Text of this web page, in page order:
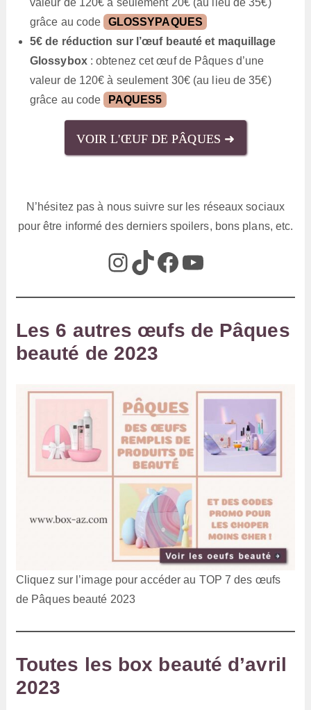
valeur de 120€ à seulement 20€ (au lieu de 35€)
grâce au code
GLOSSYPAQUES
5€ de réduction sur l’œuf beauté et maquillage
Glossybox: obtenez cet œuf de Pâques d’une
valeur de 120€ à seulement 30€ (au lieu de 35€)
grâce au code
PAQUES5
VOIR L'ŒUF DE PÂQUES ➜
N’hésitez pas à nous suivre sur les réseaux sociaux
pour être informé des derniers spoilers, bons plans, etc.
@box_az_off
@box_az
Box AZ @Box-AZ
Les 6 autres œufs de Pâques
beauté de 2023
Cliquez sur l’image pour accéder au TOP 7 des œufs
de Pâques beauté 2023
Toutes les box beauté d’avril
2023